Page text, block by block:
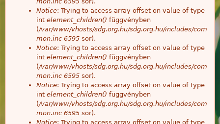
Notice: Trying to access array offset on value of type
int element_children() függvényben
(/var/www/vhosts/sdg.org.hu/sdg.org.hu/includes/com
mon.inc 6595 sor).
Notice: Trying to access array offset on value of type
int element_children() függvényben
(/var/www/vhosts/sdg.org.hu/sdg.org.hu/includes/com
mon.inc 6595 sor).
Notice: Trying to access array offset on value of type
int element_children() függvényben
(/var/www/vhosts/sdg.org.hu/sdg.org.hu/includes/com
mon.inc 6595 sor).
Notice: Trying to access array offset on value of type